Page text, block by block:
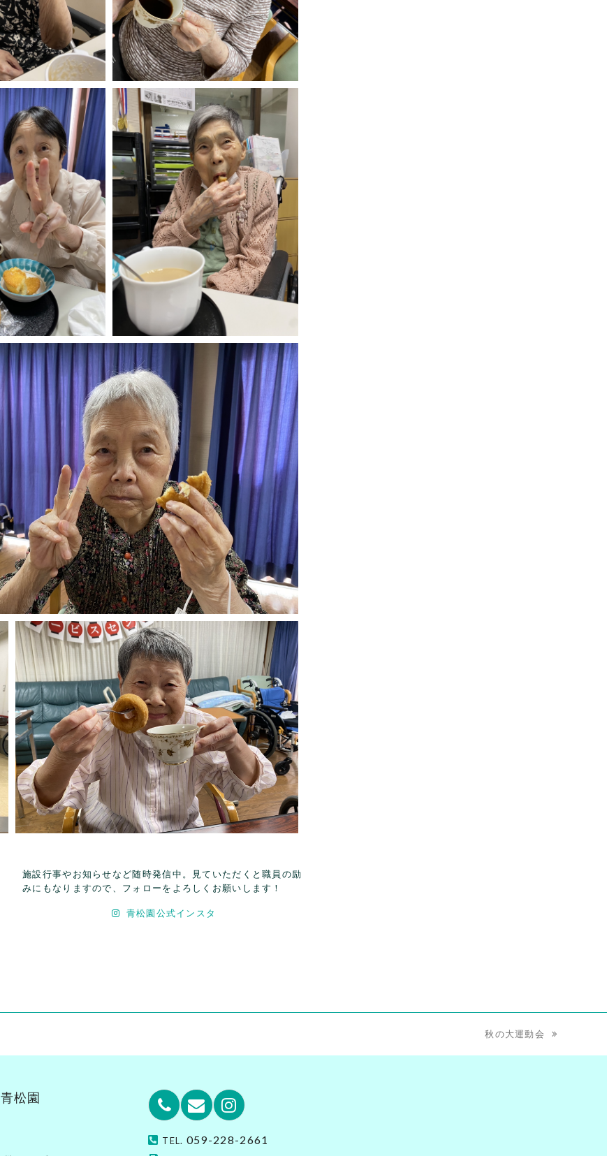
施設行事やお知らせなど随時発信中。見ていただくと職員の励
みにもなりますので、フォローをよろしくお願いします！
青松園公式インスタ
next
post:
秋の大運動会
青松園
PhoneEmailInstagram
TEL. 059-228-2661